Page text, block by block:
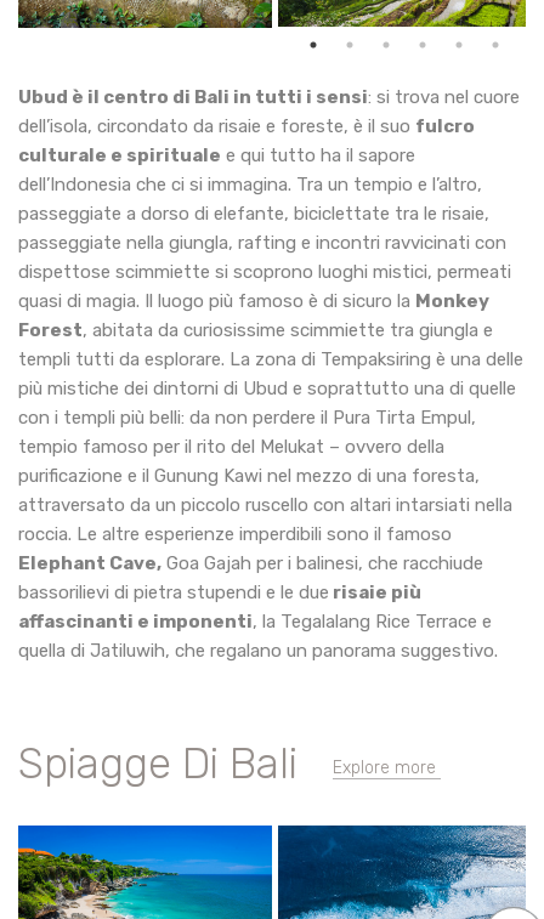
Ubud è il centro di Bali in tutti i sensi: si trova nel cuore
dell’isola, circondato da risaie e foreste, è il suo fulcro
culturale e spirituale e qui tutto ha il sapore
dell’Indonesia che ci si immagina. Tra un tempio e l’altro,
passeggiate a dorso di elefante, biciclettate tra le risaie,
passeggiate nella giungla, rafting e incontri ravvicinati con
dispettose scimmiette si scoprono luoghi mistici, permeati
quasi di magia. Il luogo più famoso è di sicuro la Monkey
Forest, abitata da curiosissime scimmiette tra giungla e
templi tutti da esplorare. La zona di Tempaksiring è una delle
più mistiche dei dintorni di Ubud e soprattutto una di quelle
con i templi più belli: da non perdere il Pura Tirta Empul,
tempio famoso per il rito del Melukat – ovvero della
purificazione e il Gunung Kawi nel mezzo di una foresta,
attraversato da un piccolo ruscello con altari intarsiati nella
roccia. Le altre esperienze imperdibili sono il famoso
Elephant Cave, Goa Gajah per i balinesi, che racchiude
bassorilievi di pietra stupendi e le due risaie più
affascinanti e imponenti, la Tegalalang Rice Terrace e
quella di Jatiluwih, che regalano un panorama suggestivo.
Spiagge Di Bali Explore more